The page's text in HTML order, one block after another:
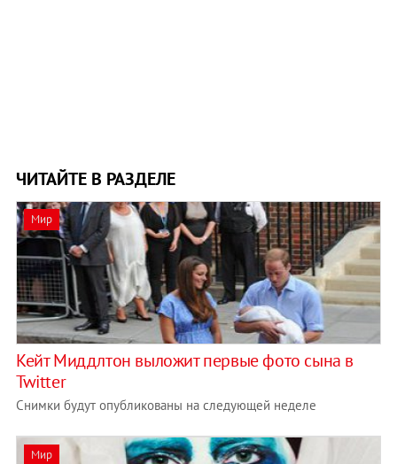
ЧИТАЙТЕ В РАЗДЕЛЕ
Мир
Кейт Миддлтон выложит первые фото сына в
Twitter
Снимки будут опубликованы на следующей неделе
Мир